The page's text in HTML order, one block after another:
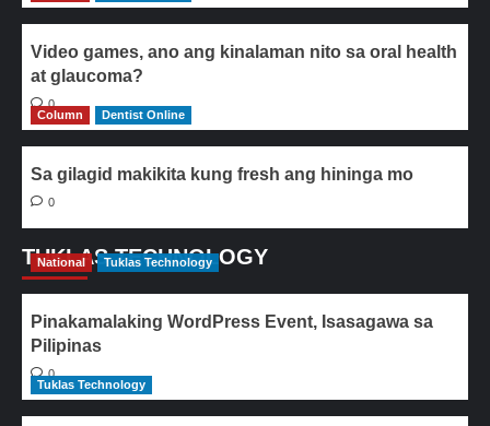
Video games, ano ang kinalaman nito sa oral health
at glaucoma?
0
Column
Dentist Online
Sa gilagid makikita kung fresh ang hininga mo
0
TUKLAS TECHNOLOGY
National Tuklas Technology
Pinakamalaking WordPress Event, Isasagawa sa
Pilipinas
0
Tuklas Technology